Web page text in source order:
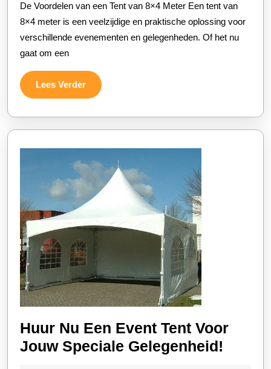
Tent
van
8×4
De Voordelen van een Tent van 8×4 Meter Een tent van
8×4 meter is een veelzijdige en praktische oplossing voor
verschillende evenementen en gelegenheden. Of het nu
gaat om een
Lees VerderLees
Verder
Huur Nu Een Event Tent Voor
Jouw Speciale Gelegenheid!